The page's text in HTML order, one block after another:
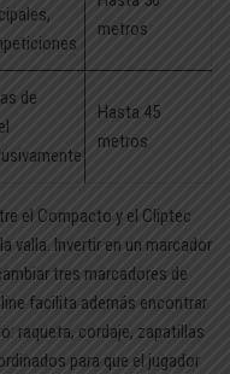
metros
de
Hasta 45
metros
el Compacto y el Cliptec
valla. Invertir en un marcador
tres marcadores de
facilita además encontrar
raqueta, cordaje, zapatillas
para que el jugador